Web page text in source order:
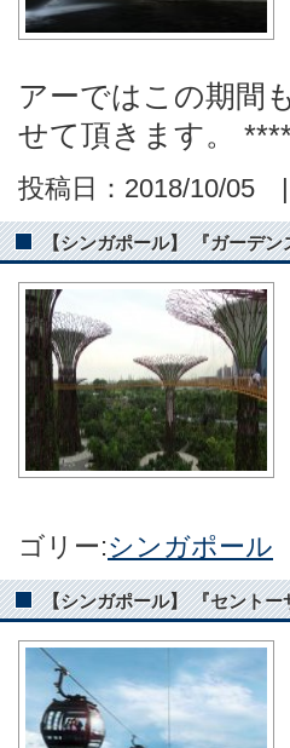
アーではこの期間
せて頂きます。
投稿日：2018/10/05
【シンガポール】 『ガーデ
ゴリー:シンガポール
【シンガポール】 『セント